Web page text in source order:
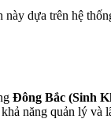
dựa trên hệ
Đông Bắc (Sinh
năng quản lý